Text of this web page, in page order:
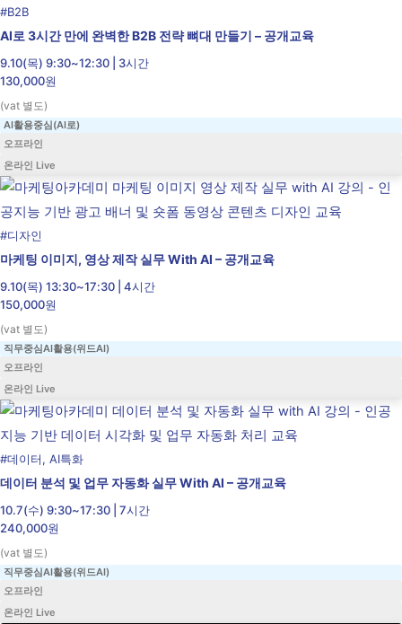
#B2B
AI로 3시간 만에 완벽한 B2B 전략 뼈대 만들기 – 공개교육
9.10(목) 9:30~12:30 | 3시간
130,000원
(vat 별도)
AI활용중심(AI로)
오프라인
온라인 Live
#디자인
마케팅 이미지, 영상 제작 실무 With AI – 공개교육
9.10(목) 13:30~17:30 | 4시간
150,000원
(vat 별도)
직무중심AI활용(위드AI)
오프라인
온라인 Live
#데이터, AI특화
데이터 분석 및 업무 자동화 실무 With AI – 공개교육
10.7(수) 9:30~17:30 | 7시간
240,000원
(vat 별도)
직무중심AI활용(위드AI)
오프라인
온라인 Live